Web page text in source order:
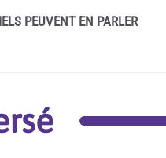
IELS PEUVENT EN PARLER